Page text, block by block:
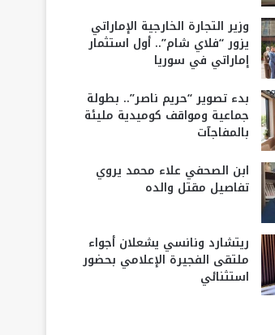
وزير التجارة الخارجية الإماراتي
يزور “فلاي شام”.. أول استثمار
إماراتي في سوريا
بدء تصوير “حريم ناصر”.. بطولة
جماعية ومواقف كوميدية مليئة
بالمفاجآت
ابن الصحفي علاء محمد يروي
تفاصيل مقتل والده
ريتشارد ونانسي يشعلان أجواء
ملتقى الفجيرة الإعلامي بحضور
استثنائي